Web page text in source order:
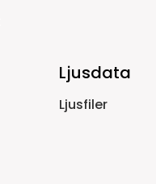
Ljusdata
Ljusfiler